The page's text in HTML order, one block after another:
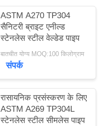
ASTM A270 TP304
सैनिटरी ब्राइट एनील्ड
स्टेनलेस स्टील वेल्डेड पाइप
बातचीत योग्य MOQ:100 किलोग्राम
संपर्क
रासायनिक प्रसंस्करण के लिए
ASTM A269 TP304L
स्टेनलेस स्टील सीमलेस पाइप